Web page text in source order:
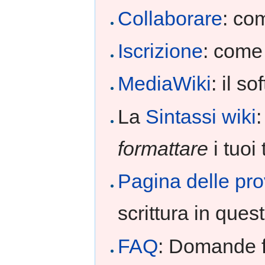
Collaborare:
Iscrizione:
MediaWiki: il
La Sintassi wiki
formattare i tuoi
Pagina delle
scrittura in
FAQ: Domande